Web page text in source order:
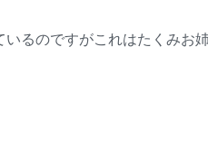
るのですがこれはたくみお